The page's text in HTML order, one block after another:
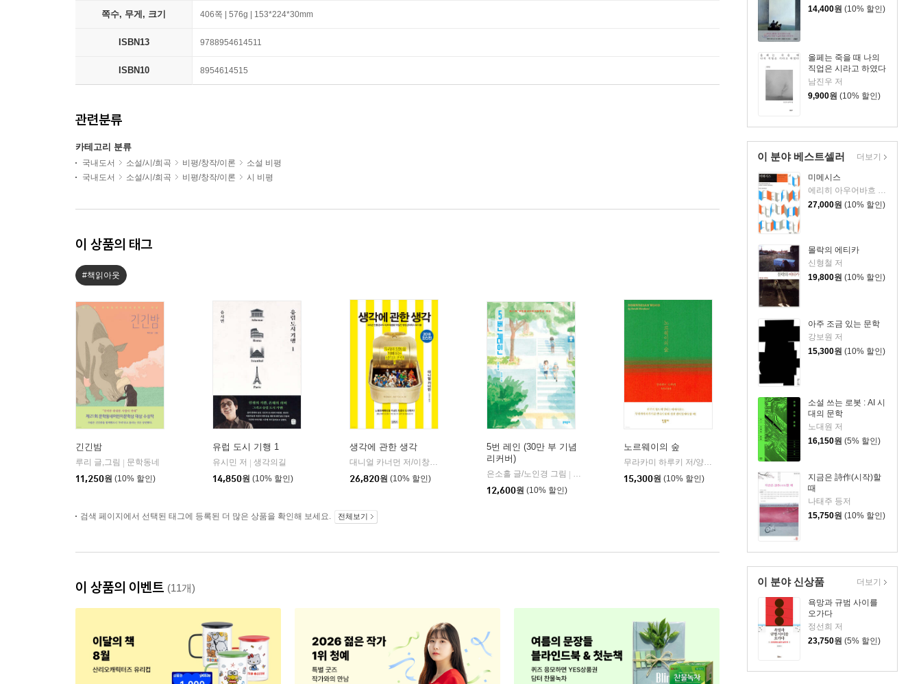
14,400원 (10% 할인)
올페는 죽을 때 나의
직업은 시라고 하였다
남진우 저
9,900원 (10% 할인)
이 분야 베스트셀러
미메시스
27,000원 (10% 할인)
몰락의 에티카
신형철 저
19,800원 (10% 할인)
아주 조금 있는 문학
강보원 저
15,300원 (10% 할인)
소설 쓰는 로봇 : AI 시
대의 문학
노대원 저
16,150원 (5% 할인)
지금은 詩作(시작)할
때
나태주 등저
15,750원 (10% 할인)
더보기
이 분야 신상품
욕망과 규범 사이를
오가다
정선희 저
23,750원 (5% 할인)
더보기
쪽수, 무게, 크기 406쪽 | 576g | 153*224*30mm
ISBN13 9788954614511
ISBN10 8954614515
관련분류
카테고리 분류
국내도서 소설/시/희곡 비평/창작/이론
소설 비평
국내도서
소설/시/희곡 비평/창작/이론 시 비평
이 상품의 태그
#책읽아웃
긴긴밤
루리 글,그림
문학동네
11,250원 (10% 할인)
유럽 도시 기행 1
유시민 저
생각의길
14,850원 (10% 할인)
생각에 관한 생각
대니얼 카너먼 저/이창신 역
26,820원 (10% 할인)
5번 레인 (30만 부 기념
리커버)
은소홀 글/노인경 그림
문학동네
12,600원 (10% 할인)
노르웨이의 숲
무라카미 하루키 저/양억관 역
민음사
15,300원 (10% 할인)
검색 페이지에서 선택된 태그에 등록된 더 많은 상품을 확인해 보세요. 전체보기
이 상품의 이벤트 (11개)